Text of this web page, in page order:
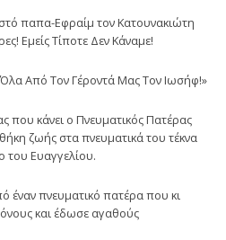
παπα-Εφραίμ τον Κατουνακιώτη
Εμείς Τίποτε Δεν Κάναμε!
Από Τον Γέροντά Μας Τον Ιωσήφ!»
που κάνει ο Πνευματικός Πατέρας
ζωής στα πνευματικά του τέκνα
του Ευαγγελίου.
έναν πνευματικό πατέρα που κι
και έδωσε αγαθούς